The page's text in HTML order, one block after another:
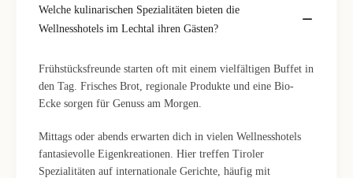
Welche kulinarischen Spezialitäten bieten die
Wellnesshotels im Lechtal ihren Gästen?
Frühstücksfreunde starten oft mit einem vielfältigen Buffet in
den Tag. Frisches Brot, regionale Produkte und eine Bio-
Ecke sorgen für Genuss am Morgen.
Mittags oder abends erwarten dich in vielen Wellnesshotels
fantasievolle Eigenkreationen. Hier treffen Tiroler
Spezialitäten auf internationale Gerichte, häufig mit